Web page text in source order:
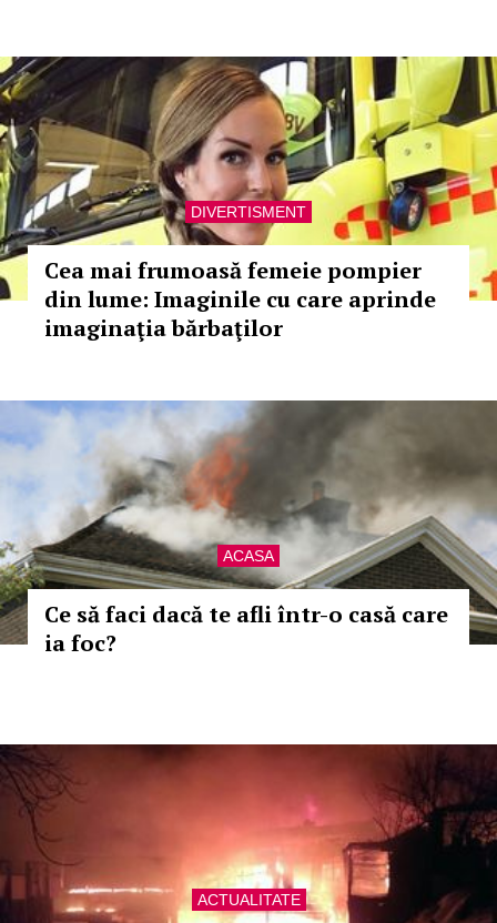
DIVERTISMENT
Cea mai frumoasă femeie pompier
din lume: Imaginile cu care aprinde
imaginaţia bărbaţilor
ACASA
Ce să faci dacă te afli într-o casă care
ia foc?
ACTUALITATE